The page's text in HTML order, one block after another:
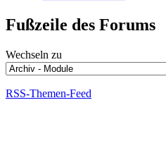
Fußzeile des Forums
Wechseln zu
RSS-Themen-Feed